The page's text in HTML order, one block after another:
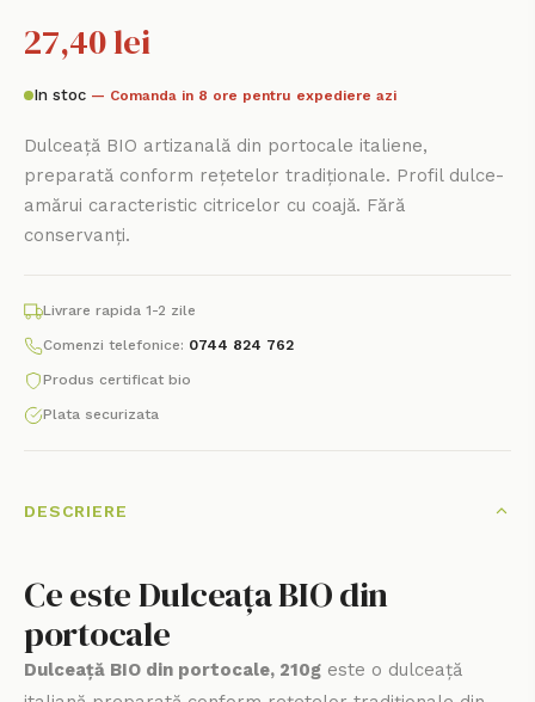
27,40 lei
In stoc — Comanda in 8 ore pentru expediere azi
Dulceață BIO artizanală din portocale italiene,
preparată conform rețetelor tradiționale. Profil dulce-
amărui caracteristic citricelor cu coajă. Fără
conservanți.
Livrare rapida 1-2 zile
Comenzi telefonice: 0744 824 762
Produs certificat bio
Plata securizata
DESCRIERE
Ce este Dulceața BIO din
portocale
Dulceață BIO din portocale, 210g este o dulceață